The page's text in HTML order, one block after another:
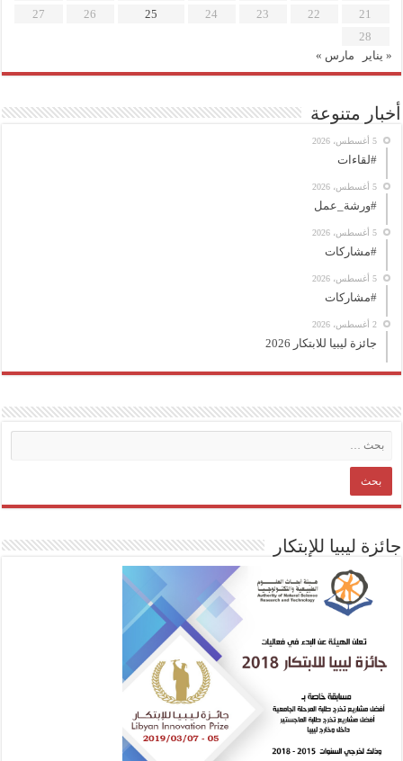
21
22
23
24
25
26
27
28
« يناير
مارس »
أخبار متنوعة
5 أغسطس، 2026
#لقاءات
5 أغسطس، 2026
#ورشة_عمل
5 أغسطس، 2026
#مشاركات
5 أغسطس، 2026
#مشاركات
2 أغسطس، 2026
جائزة ليبيا للابتكار 2026
جائزة ليبيا للإبتكار